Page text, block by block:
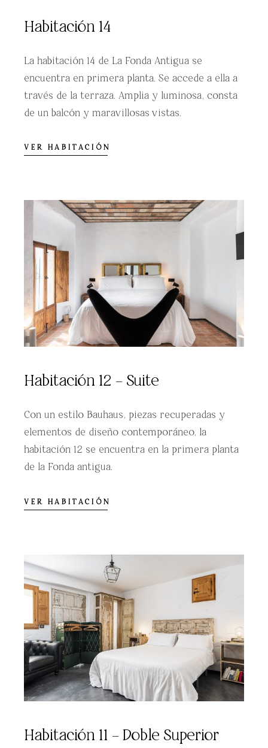
Habitación 14
La habitación 14 de La Fonda Antigua se
encuentra en primera planta. Se accede a ella a
través de la terraza. Amplia y luminosa, consta
de un balcón y maravillosas vistas.
VER HABITACIÓN
Habitación 12 – Suite
Con un estilo Bauhaus, piezas recuperadas y
elementos de diseño contemporáneo, la
habitación 12 se encuentra en la primera planta
de la Fonda antigua.
VER HABITACIÓN
Habitación 11 – Doble Superior